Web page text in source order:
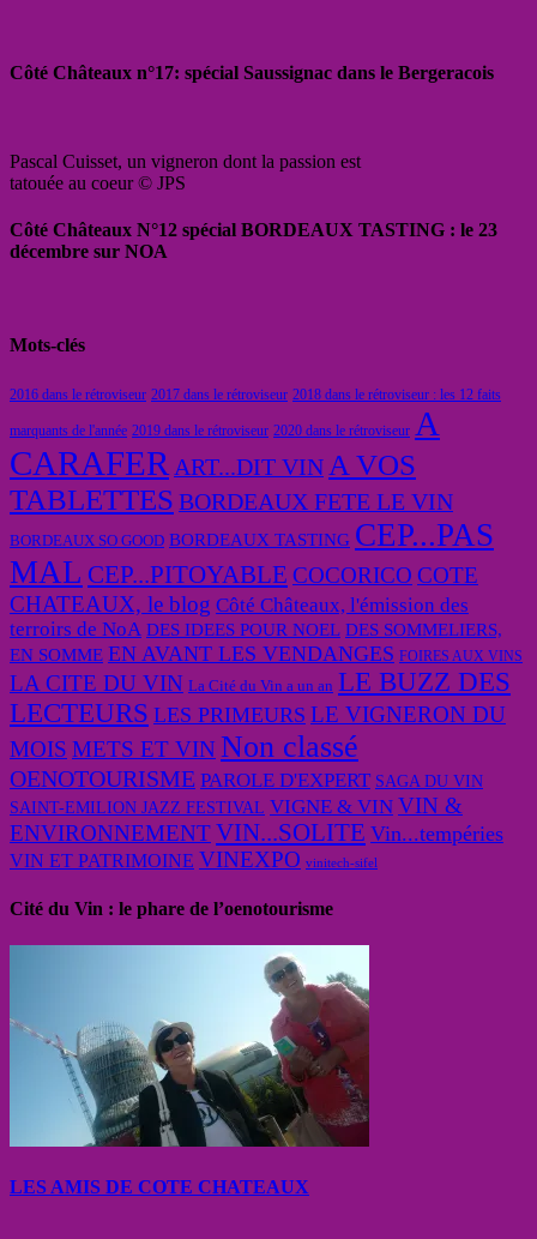
Côté Châteaux n°17: spécial Saussignac dans le Bergeracois
Pascal Cuisset, un vigneron dont la passion est
tatouée au coeur © JPS
Côté Châteaux N°12 spécial BORDEAUX TASTING : le 23
décembre sur NOA
Mots-clés
2016 dans le rétroviseur 2017 dans le rétroviseur 2018 dans le rétroviseur : les 12 faits
marquants de l'année 2019 dans le rétroviseur 2020 dans le rétroviseur A
CARAFER ART...DIT VIN A VOS
TABLETTES BORDEAUX FETE LE VIN
BORDEAUX SO GOOD BORDEAUX TASTING CEP...PAS
MAL CEP...PITOYABLE COCORICO COTE
CHATEAUX, le blog Côté Châteaux, l'émission des
terroirs de NoA DES IDEES POUR NOEL DES SOMMELIERS,
EN SOMME EN AVANT LES VENDANGES FOIRES AUX VINS
LA CITE DU VIN La Cité du Vin a un an LE BUZZ DES
LECTEURS LES PRIMEURS LE VIGNERON DU
MOIS METS ET VIN Non classé
OENOTOURISME PAROLE D'EXPERT SAGA DU VIN
SAINT-EMILION JAZZ FESTIVAL VIGNE & VIN VIN &
ENVIRONNEMENTVIN...SOLITE Vin...tempéries
VIN ET PATRIMOINE VINEXPO vinitech-sifel
Cité du Vin : le phare de l’oenotourisme
LES AMIS DE COTE CHATEAUX